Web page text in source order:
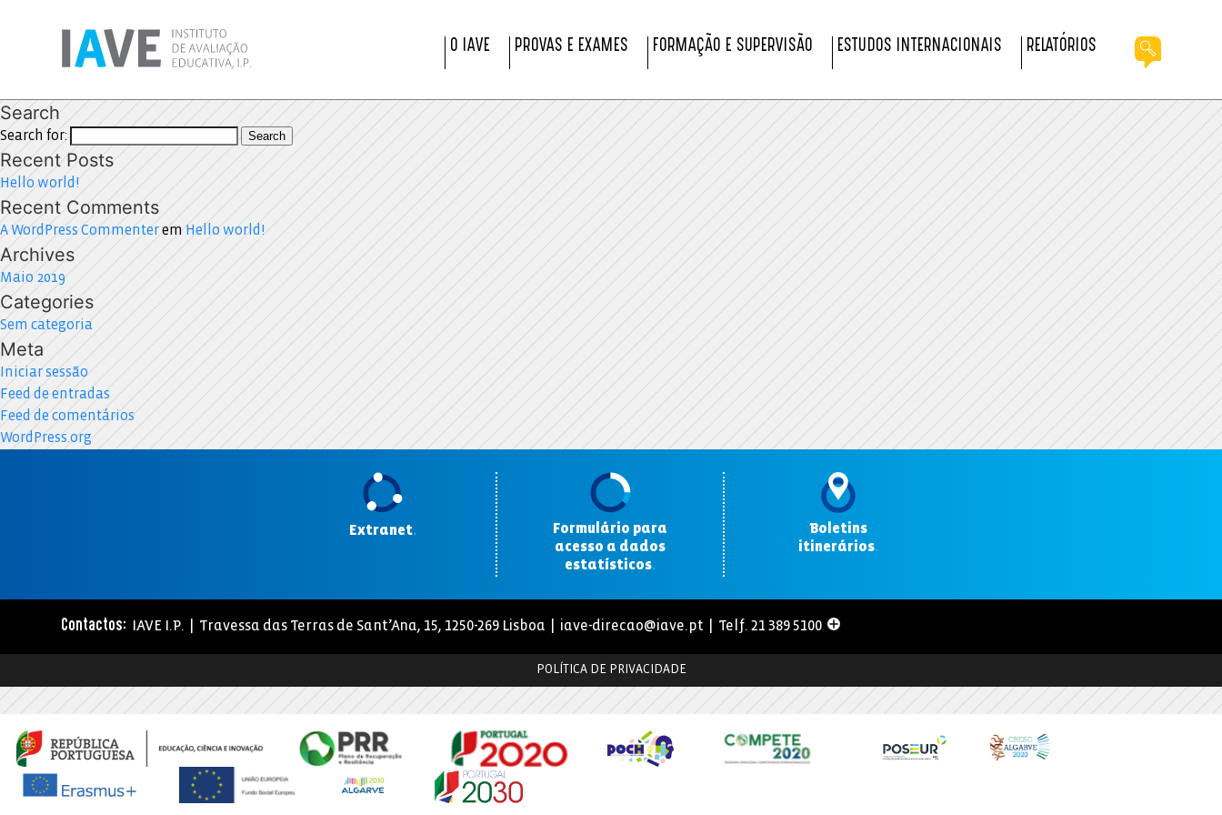
O IAVE PROVAS E EXAMES FORMAÇÃO E SUPERVISÃO ESTUDOS INTERNACIONAIS RELATÓRIOS
Search
Search for: Search
Recent Posts
Hello world!
Recent Comments
A WordPress Commenterem Hello world!
Archives
Maio 2019
Categories
Sem categoria
Meta
Iniciar sessão
Feed de entradas
Feed de comentários
WordPress.org
Extranet.
Formulário para
acesso a dados
estatísticos.
Boletins
itinerários.
Contactos: IAVE I.P. | Travessa das Terras de Sant’Ana, 15, 1250-269 Lisboa | iave-direcao@iave.pt | Telf. 21 389 5100
POLÍTICA DE PRIVACIDADE